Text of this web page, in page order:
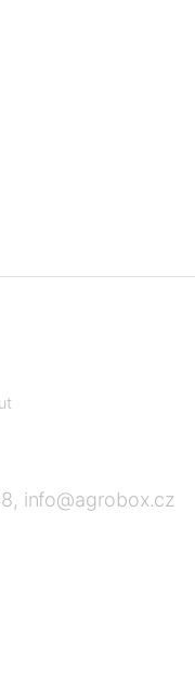
info@agrobox.cz